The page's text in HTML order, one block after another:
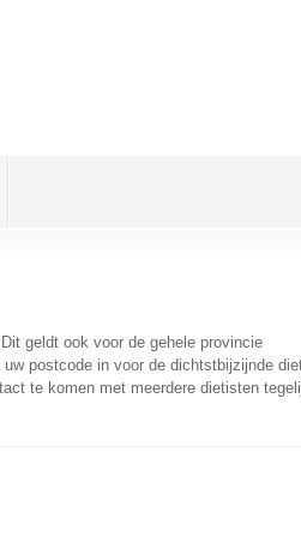
geldt ook voor de gehele provincie
postcode in voor de dichtstbijzijnde
te komen met meerdere dietisten